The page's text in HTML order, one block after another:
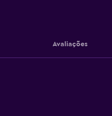
Avaliações